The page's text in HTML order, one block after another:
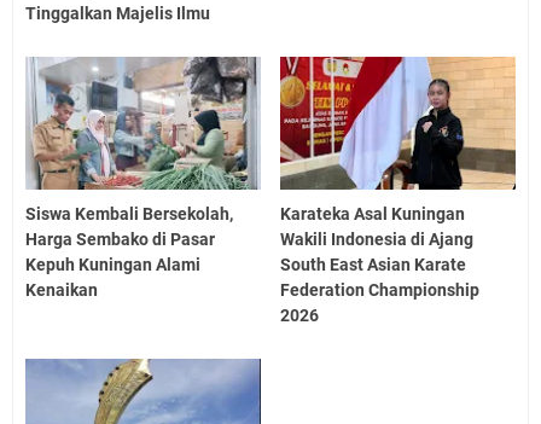
Tinggalkan Majelis Ilmu
Siswa Kembali Bersekolah,
Harga Sembako di Pasar
Kepuh Kuningan Alami
Kenaikan
Karateka Asal Kuningan
Wakili Indonesia di Ajang
South East Asian Karate
Federation Championship
2026